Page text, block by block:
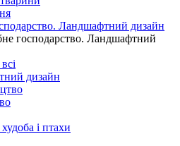
Ландшафтний дизайн
господарство. Ландшафтний
дизайн
і птахи